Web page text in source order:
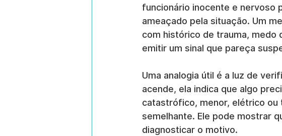
funcionário inocente e nervoso
ameaçado pela situação. Um
com histórico de trauma, medo
emitir um sinal que pareça
Uma analogia útil é a luz de
acende, ela indica que algo
catastrófico, menor, elétrico ou
semelhante. Ele pode mostrar
diagnosticar o motivo.